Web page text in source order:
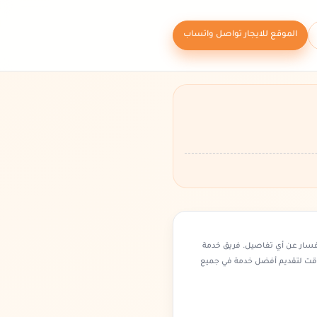
الموقع للايجار تواصل واتساب
عن أي تفاصيل. فريق خدمة
لتقديم أفضل خدمة في جميع